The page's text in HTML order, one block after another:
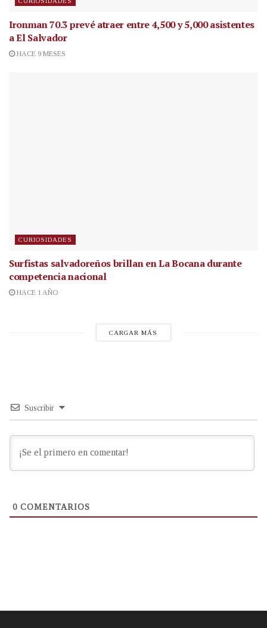
Ironman 70.3 prevé atraer entre 4,500 y 5,000 asistentes
a El Salvador
HACE 9 MESES
CURIOSIDADES
Surfistas salvadoreños brillan en La Bocana durante
competencia nacional
HACE 1 AÑO
CARGAR MÁS
Suscribir
0 COMENTARIOS